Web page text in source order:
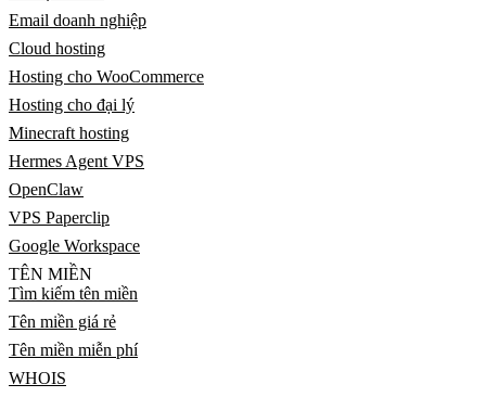
Email doanh nghiệp
Cloud hosting
Hosting cho WooCommerce
Hosting cho đại lý
Minecraft hosting
Hermes Agent VPS
OpenClaw
VPS Paperclip
Google Workspace
TÊN MIỀN
Tìm kiếm tên miền
Tên miền giá rẻ
Tên miền miễn phí
WHOIS